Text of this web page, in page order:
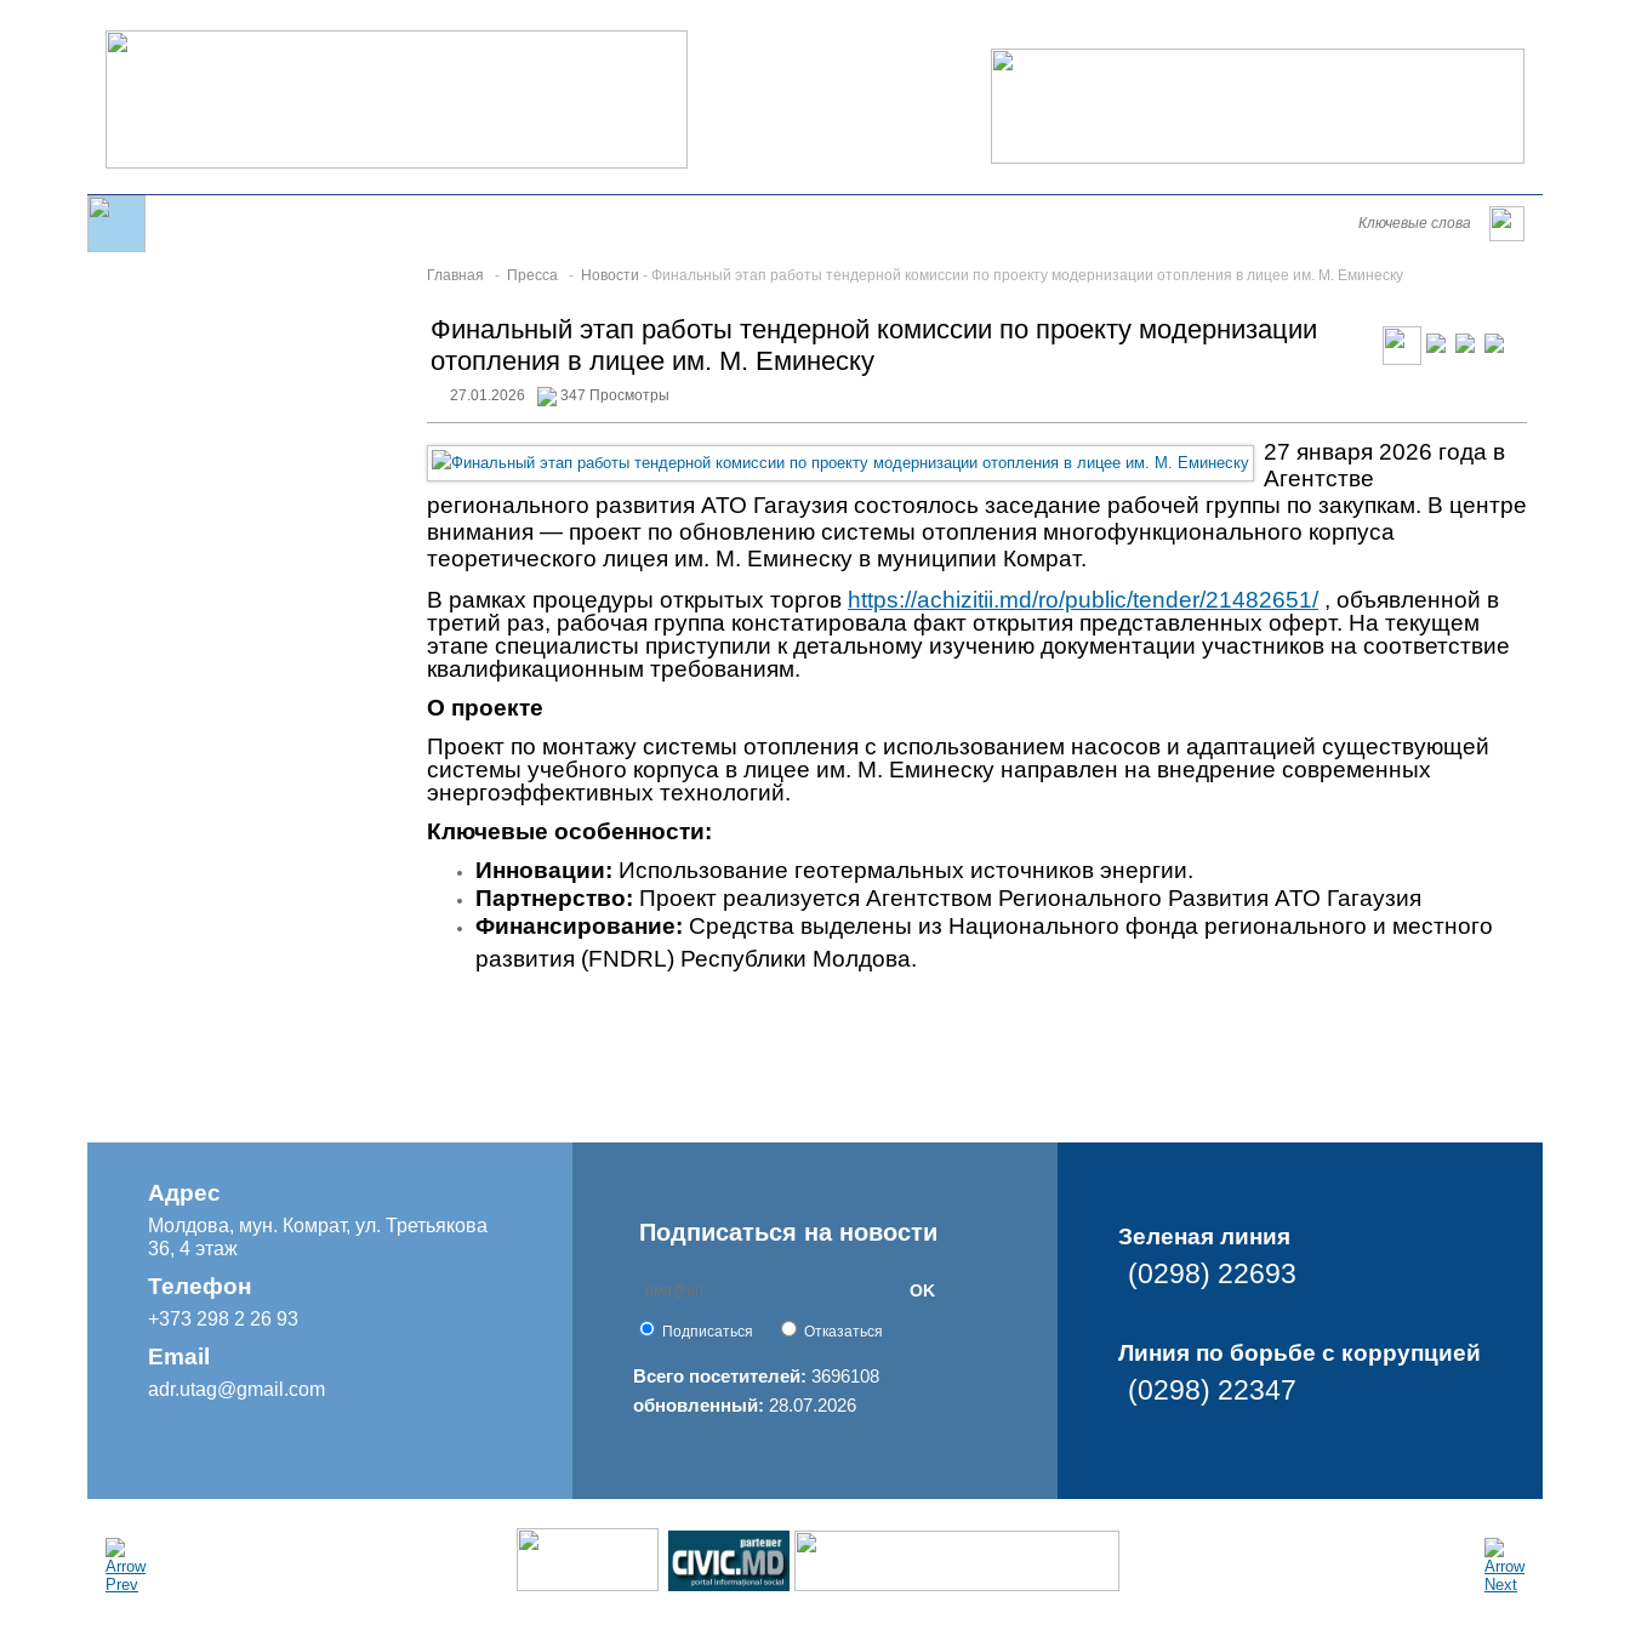
Главная - Пресса - Новости - Финальный этап работы тендерной комиссии по проекту модернизации отопления в лицее им. М. Еминеску
Финальный этап работы тендерной комиссии по проекту модернизации
отопления в лицее им. М. Еминеску
27.01.2026 347 Просмотры
27 января 2026 года в
Агентстве
регионального развития АТО Гагаузия состоялось заседание рабочей группы по закупкам. В центре
внимания — проект по обновлению системы отопления многофункционального корпуса
теоретического лицея им. М. Еминеску в муниципии Комрат.
В рамках процедуры открытых торгов https://achizitii.md/ro/public/tender/21482651/, объявленной в
третий раз, рабочая группа констатировала факт открытия представленных оферт. На текущем
этапе специалисты приступили к детальному изучению документации участников на соответствие
квалификационным требованиям.
О проекте
Проект по монтажу системы отопления с использованием насосов и адаптацией существующей
системы учебного корпуса в лицее им. М. Еминеску направлен на внедрение современных
энергоэффективных технологий.
Ключевые особенности:
Инновации: Использование геотермальных источников энергии.
Партнерство: Проект реализуется Агентством Регионального Развития АТО Гагаузия
Финансирование: Средства выделены из Национального фонда регионального и местного
развития (FNDRL) Республики Молдова.
Адрес
Молдова, мун. Комрат, ул. Третьякова
36, 4 этаж
Телефон
+373 298 2 26 93
Email
adr.utag@gmail.com
Подписаться на новости
OK
Подписаться Отказаться
Всего посетителей: 3696108
обновленный: 28.07.2026
Зеленая линия
(0298) 22693
Линия по борьбе с коррупцией
(0298) 22347